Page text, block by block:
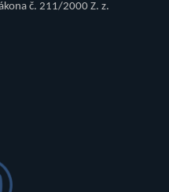
č. 211/2000 Z. z.